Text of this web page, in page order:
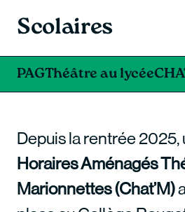
Scolaires
PAGThéâtre au lycée
Depuis la rentrée 2025,
Horaires Aménagés
Marionnettes (Chat’M)